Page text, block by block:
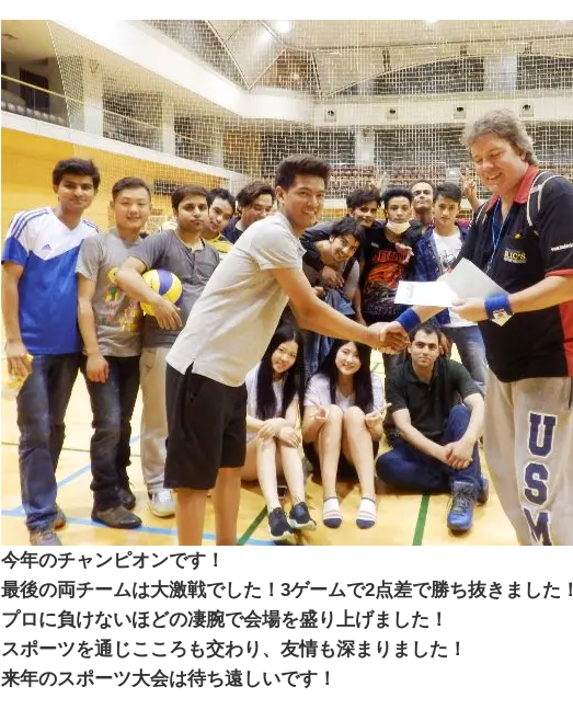
今年のチャンピオンです！
最後の両チームは大激戦でした！3ゲームで2点差で勝ち抜きました！
プロに負けないほどの凄腕で会場を盛り上げました！
スポーツを通じこころも交わり、友情も深まりました！
来年のスポーツ大会は待ち遠しいです！